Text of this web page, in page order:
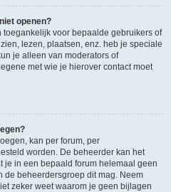
openen?
voor bepaalde gebruikers of
lezen, plaatsen, enz. heb je speciale
je alleen van moderators of
met wie je hierover contact moet
kan per forum, per
worden. De beheerder kan het
je in een bepaald forum helemaal geen
de beheerdersgroep dit mag. Neem
zeker weet waarom je geen bijlagen